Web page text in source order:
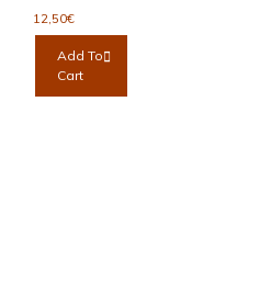
12,50€
Add To
Cart